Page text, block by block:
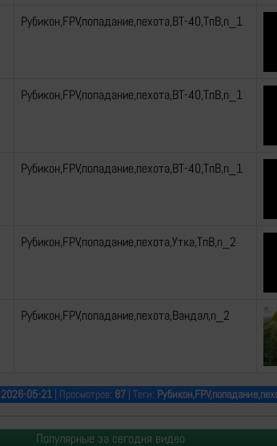
Рубикон,FPV,попадание,пехота,ВТ-40,ТпВ,n_1
Рубикон,FPV,попадание,пехота,ВТ-40,ТпВ,n_1
Рубикон,FPV,попадание,пехота,ВТ-40,ТпВ,n_1
Рубикон,FPV,попадание,пехота,Утка,ТпВ,n_2
Рубикон,FPV,попадание,пехота,Вандал,n_2
2026-05-21 | Просмотров: 87 | Теги:
Популярные за сегодня видео